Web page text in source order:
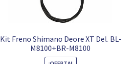
Kit Freno Shimano Deore XT Del. BL-
M8100+BR-M8100